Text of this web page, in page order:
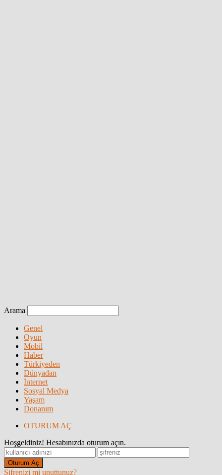
Arama
Genel
Oyun
Mobil
Haber
Türkiyeden
Dünyadan
İnternet
Sosyal Medya
Yaşam
Donanım
OTURUM AÇ
Hoşgeldiniz! Hesabınızda oturum açın.
Şifrenizi mi unuttunuz?